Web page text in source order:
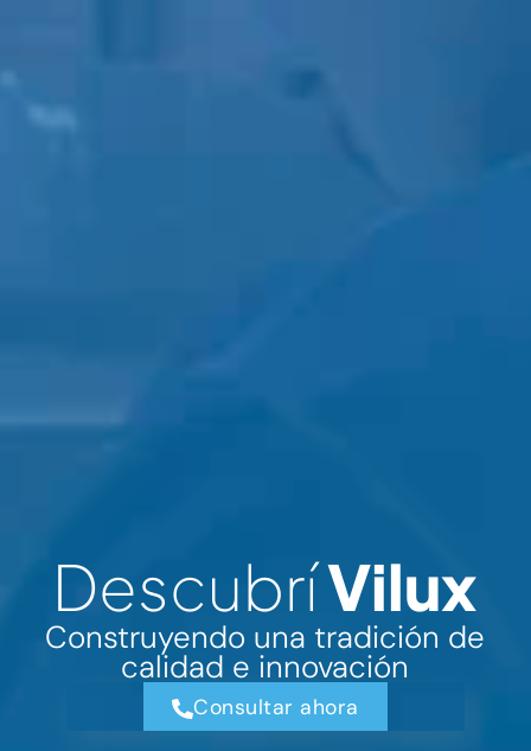
DescubríVilux
Construyendo una tradición de
calidad e innovación
Consultar ahora